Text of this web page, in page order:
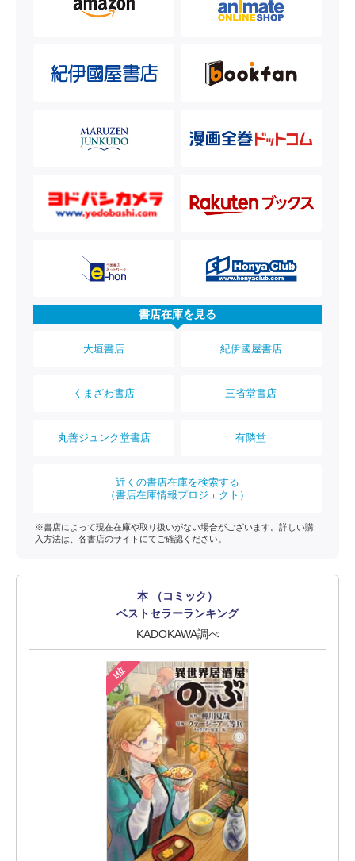
書店在庫を見る
大垣書店 紀伊國屋書店
くまざわ書店 三省堂書店
丸善ジュンク堂書店 有隣堂
近くの書店在庫を検索する
（書店在庫情報プロジェクト）
※書店によって現在在庫や取り扱いがない場合がございます。詳しい購
入方法は、各書店のサイトにてご確認ください。
本 （コミック）
ベストセラーランキング
KADOKAWA調べ
1位